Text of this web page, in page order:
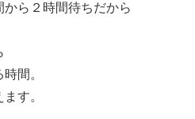
ら２時間待ちだから
間。
す。